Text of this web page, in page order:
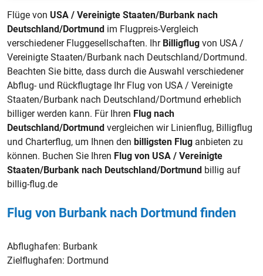
Flüge von USA / Vereinigte Staaten/Burbank nach
Deutschland/Dortmund im Flugpreis-Vergleich
verschiedener Fluggesellschaften. Ihr Billigflug von USA /
Vereinigte Staaten/Burbank nach Deutschland/Dortmund.
Beachten Sie bitte, dass durch die Auswahl verschiedener
Abflug- und Rückflugtage Ihr Flug von USA / Vereinigte
Staaten/Burbank nach Deutschland/Dortmund erheblich
billiger werden kann. Für Ihren Flug nach
Deutschland/Dortmund vergleichen wir Linienflug, Billigflug
und Charterflug, um Ihnen den billigsten Flug anbieten zu
können. Buchen Sie Ihren Flug von USA / Vereinigte
Staaten/Burbank nach Deutschland/Dortmund billig auf
billig-flug.de
Flug von Burbank nach Dortmund finden
Abflughafen: Burbank
Zielflughafen: Dortmund